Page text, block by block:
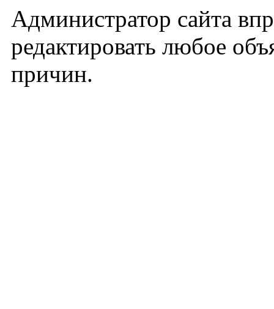
Администратор сайта
редактировать любое
причин.